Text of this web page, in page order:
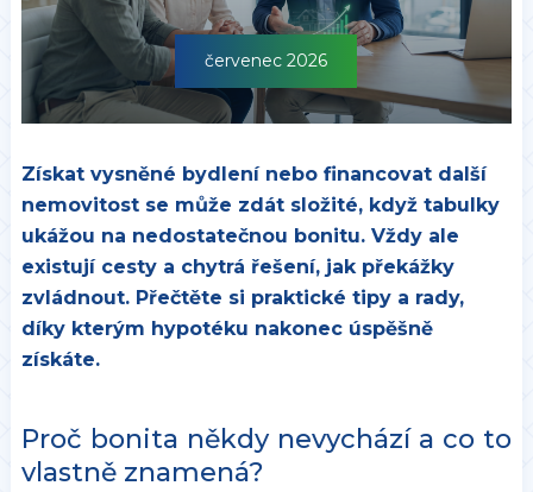
červenec 2026
Získat vysněné bydlení nebo financovat další
nemovitost se může zdát složité, když tabulky
ukážou na nedostatečnou bonitu. Vždy ale
existují cesty a chytrá řešení, jak překážky
zvládnout. Přečtěte si praktické tipy a rady,
díky kterým hypotéku nakonec úspěšně
získáte.
Proč bonita někdy nevychází a co to
vlastně znamená?